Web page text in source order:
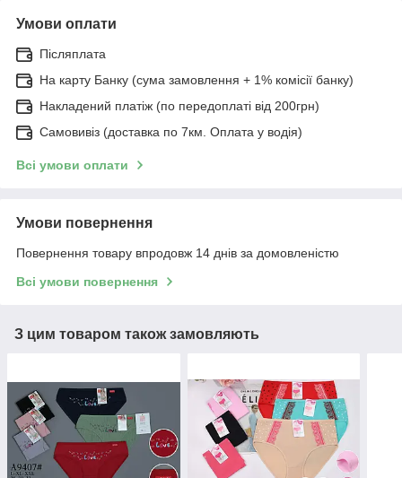
Умови оплати
Післяплата
На карту Банку (сума замовлення + 1% комісії банку)
Накладений платіж (по передоплаті від 200грн)
Самовивіз (доставка по 7км. Оплата у водія)
Всі умови оплати
Умови повернення
Повернення товару впродовж 14 днів за домовленістю
Всі умови повернення
З цим товаром також замовляють